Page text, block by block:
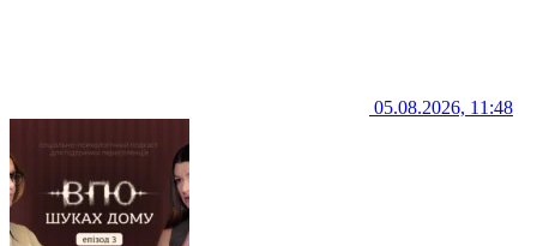
05.08.2026, 11:48